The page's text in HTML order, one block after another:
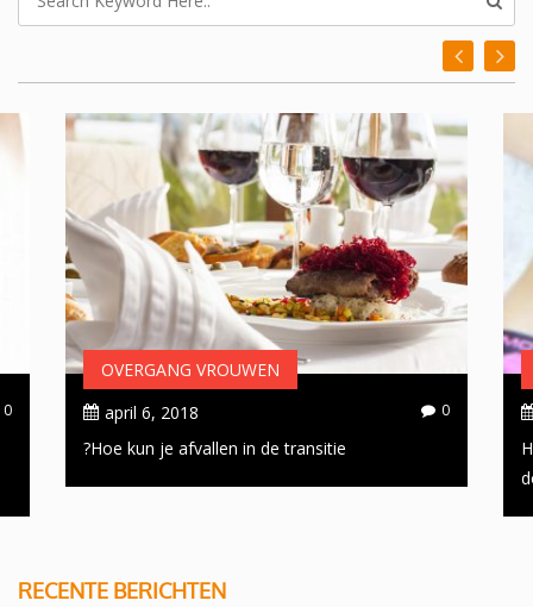
OVERGANG VROUWEN
april 6, 2018
0
Hoe kun je afvallen in de transitie?
0
RECENTE BERICHTEN